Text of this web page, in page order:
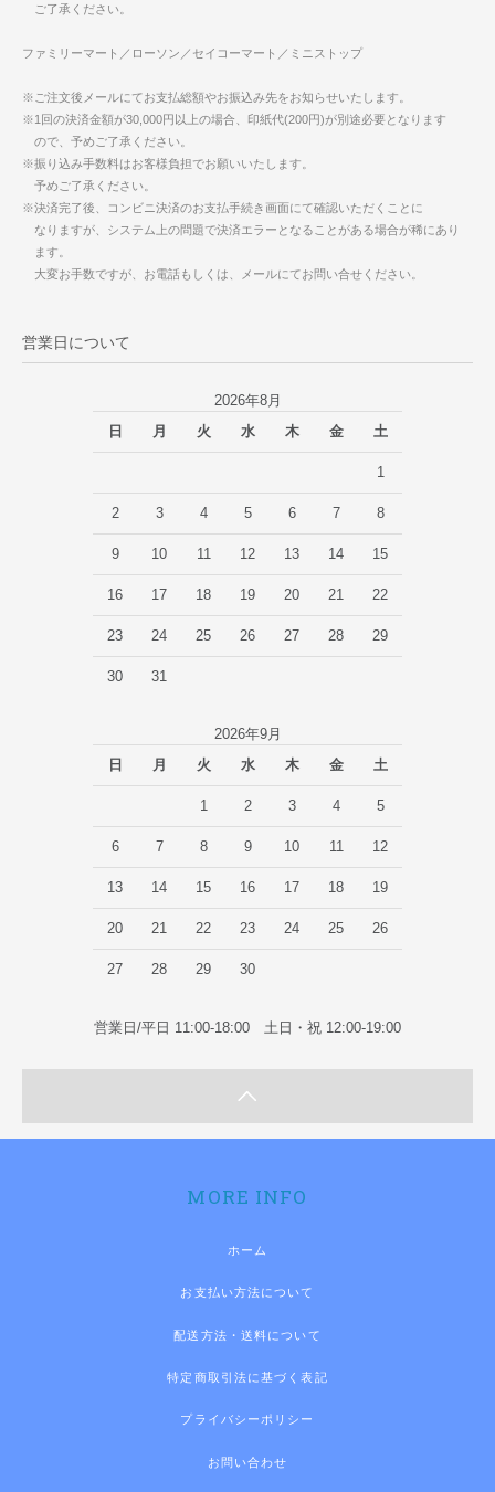
ご了承ください。
ファミリーマート／ローソン／セイコーマート／ミニストップ
※ご注文後メールにてお支払総額やお振込み先をお知らせいたします。
※1回の決済金額が30,000円以上の場合、印紙代(200円)が別途必要となります
ので、予めご了承ください。
※振り込み手数料はお客様負担でお願いいたします。
予めご了承ください。
※決済完了後、コンビニ決済のお支払手続き画面にて確認いただくことに
なりますが、システム上の問題で決済エラーとなることがある場合が稀にあり
ます。
大変お手数ですが、お電話もしくは、メールにてお問い合せください。
営業日について
2026年8月
日
月 火 水 木 金 土
1
2 3 4 5 6 7 8
9 10 11 12 13 14 15
16 17 18 19 20 21 22
23 24 25 26 27 28 29
30 31
2026年9月
日
月 火 水 木 金 土
1 2 3 4 5
6 7 8 9 10 11 12
13 14 15 16 17 18 19
20 21 22 23 24 25 26
27 28 29 30
営業日/平日 11:00-18:00 土日・祝 12:00-19:00
MORE INFO
ホーム
お支払い方法について
配送方法・送料について
特定商取引法に基づく表記
プライバシーポリシー
お問い合わせ